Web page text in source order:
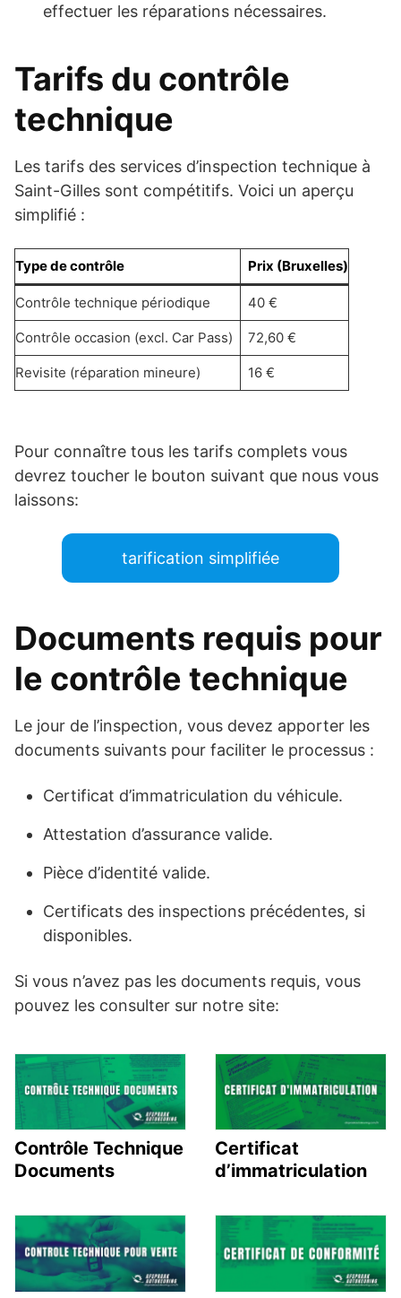
effectuer les réparations nécessaires.
Tarifs du contrôle
technique
Les tarifs des services d’inspection technique à
Saint-Gilles sont compétitifs. Voici un aperçu
simplifié :
Type de contrôle Prix (Bruxelles)
Contrôle technique périodique 40 €
Contrôle occasion (excl. Car Pass) 72,60 €
Revisite (réparation mineure) 16 €
Pour connaître tous les tarifs complets vous
devrez toucher le bouton suivant que nous vous
laissons:
tarification simplifiée
Documents requis pour
le contrôle technique
Le jour de l’inspection, vous devez apporter les
documents suivants pour faciliter le processus :
Certificat d’immatriculation du véhicule.
Attestation d’assurance valide.
Pièce d’identité valide.
Certificats des inspections précédentes, si
disponibles.
Si vous n’avez pas les documents requis, vous
pouvez les consulter sur notre site:
Contrôle Technique
Documents
Certificat
d’immatriculation